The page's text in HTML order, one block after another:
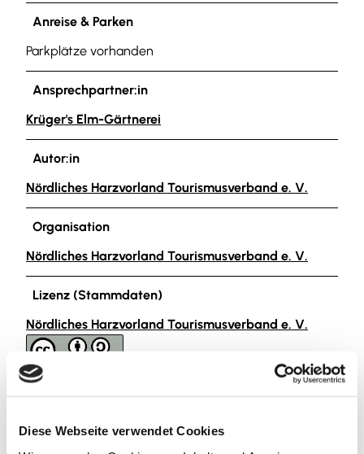
Diese Webseite verwendet Cookies
Anreise & Parken
Parkplätze vorhanden
Ansprechpartner:in
Krüger's Elm-Gärtnerei
Autor:in
Nördliches Harzvorland Tourismusverband e. V.
Organisation
Nördliches Harzvorland Tourismusverband e. V.
Lizenz (Stammdaten)
Nördliches Harzvorland Tourismusverband e. V.